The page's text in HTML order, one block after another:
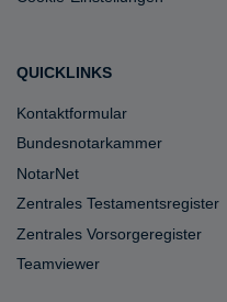
QUICKLINKS
Kontaktformular
Bundesnotarkammer
NotarNet
Zentrales Testamentsregister
Zentrales Vorsorgeregister
Teamviewer